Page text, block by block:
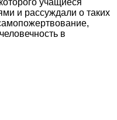
и рассуждали о таких
в